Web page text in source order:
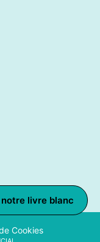
livre blanc
Cookies